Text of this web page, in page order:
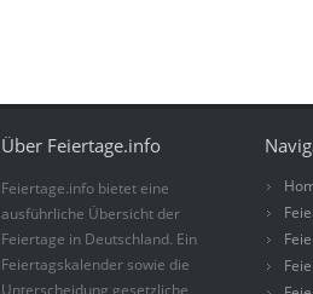
Über Feiertage.info
Feiertage.info bietet eine
ausführliche Übersicht der
Feiertage in Deutschland. Ein
Feiertagskalender sowie die
Unterscheidung gesetzliche